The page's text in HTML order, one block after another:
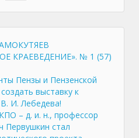
КРАЕВЕДЕНИЕ». № 1 (57)
Пензы и Пензенской
выставку к
И. Лебедева!
– д. и. н., профессор
Первушкин стал